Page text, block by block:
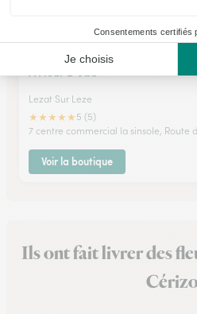
A Fleur D’eau
Lezat Sur Leze
★★★★★ 5 (5)
7 centre commercial la sinsole, Route
Voir la boutique
Ils ont fait livrer des